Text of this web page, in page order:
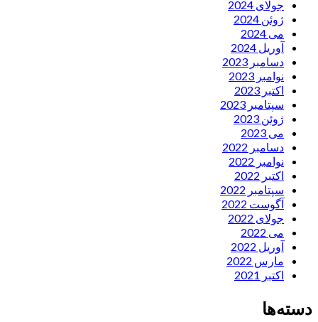
جولای 2024
ژوئن 2024
می 2024
آوریل 2024
دسامبر 2023
نوامبر 2023
اکتبر 2023
سپتامبر 2023
ژوئن 2023
می 2023
دسامبر 2022
نوامبر 2022
اکتبر 2022
سپتامبر 2022
آگوست 2022
جولای 2022
می 2022
آوریل 2022
مارس 2022
اکتبر 2021
دسته‌ها